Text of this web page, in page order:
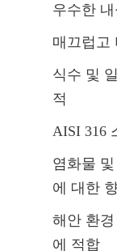
우수한 내
매끄럽고
식수 및
적
AISI 316
염화물
에 대한
해안 환
에 적합